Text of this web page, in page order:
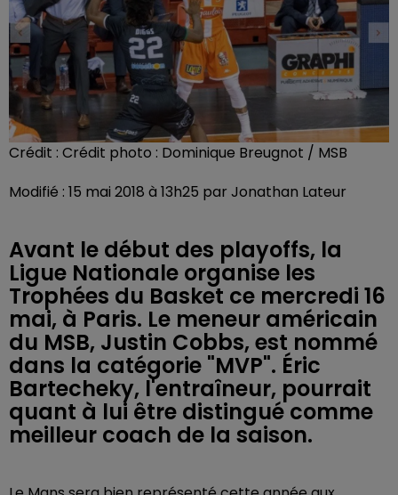
Crédit : Crédit photo : Dominique Breugnot / MSB
Modifié : 15 mai 2018 à 13h25 par Jonathan Lateur
Avant le début des playoffs, la
Ligue Nationale organise les
Trophées du Basket ce mercredi 16
mai, à Paris. Le meneur américain
du MSB, Justin Cobbs, est nommé
dans la catégorie "MVP". Éric
Bartecheky, l'entraîneur, pourrait
quant à lui être distingué comme
meilleur coach de la saison.